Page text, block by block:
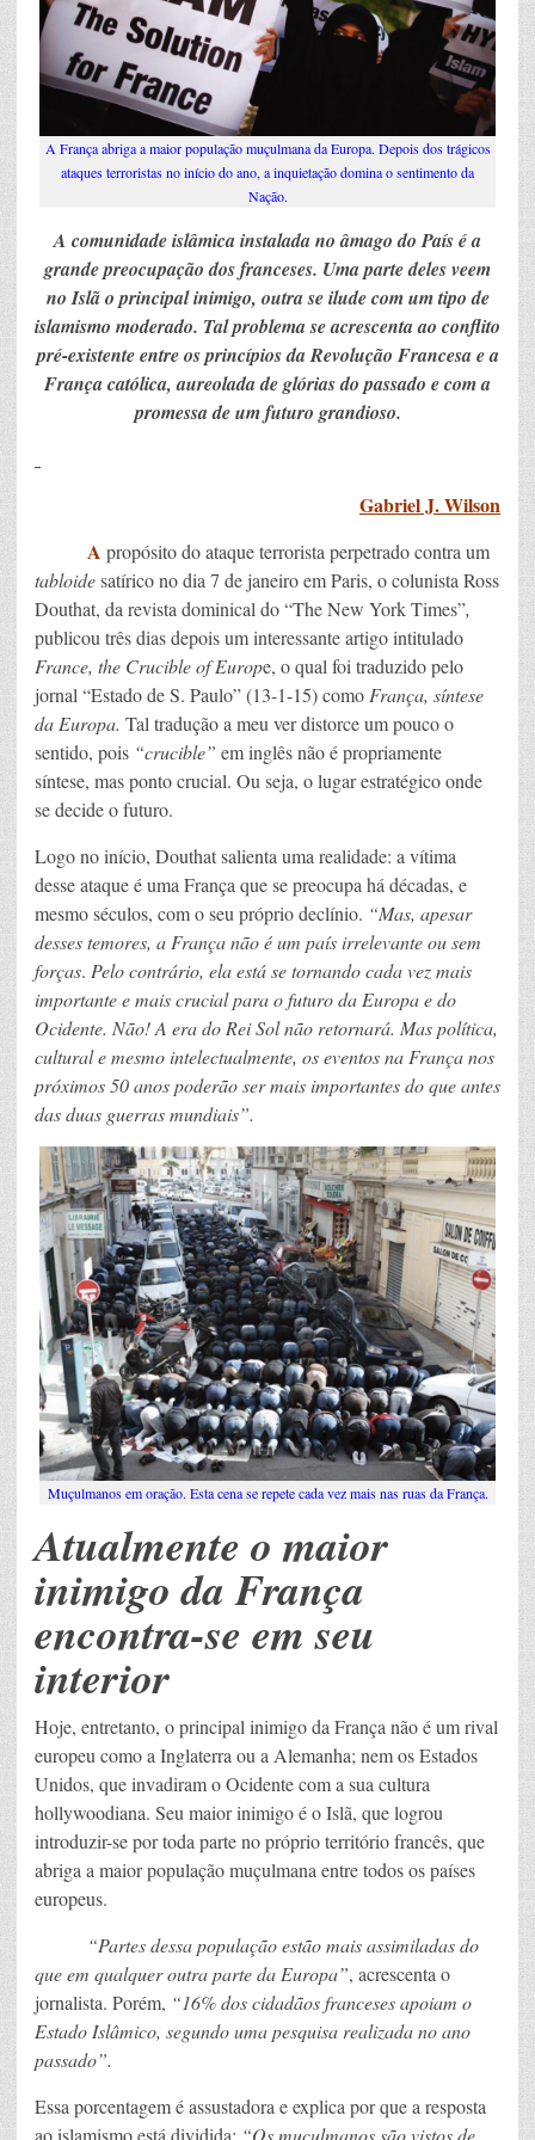
A França abriga a maior população muçulmana da Europa. Depois dos trágicos
ataques terroristas no início do ano, a inquietação domina o sentimento da
Nação.
A comunidade islâmica instalada no âmago do País é a
grande preocupação dos franceses. Uma parte deles veem
no Islã o principal inimigo, outra se ilude com um tipo de
islamismo moderado. Tal problema se acrescenta ao conflito
pré-existente entre os princípios da Revolução Francesa e a
França católica, aureolada de glórias do passado e com a
promessa de um futuro grandioso.
Gabriel J. Wilson
A propósito do ataque terrorista perpetrado contra um
tabloidesatírico no dia 7 de janeiro em Paris, o colunista Ross
Douthat, da revista dominical do “The New York Times”,
publicou três dias depois um interessante artigo intitulado
France, the Crucible of Europe, o qual foi traduzido pelo
jornal “Estado de S. Paulo” (13-1-15) como França, síntese
da Europa. Tal tradução a meu ver distorce um pouco o
sentido, pois “crucible” em inglês não é propriamente
síntese, mas ponto crucial. Ou seja, o lugar estratégico onde
se decide o futuro.
Logo no início, Douthat salienta uma realidade: a vítima
desse ataque é uma França que se preocupa há décadas, e
mesmo séculos, com o seu próprio declínio. “Mas, apesar
desses temores, a França não é um país irrelevante ou sem
forças. Pelo contrário, ela está se tornando cada vez mais
importante e mais crucial para o futuro da Europa e do
Ocidente. Não! A era do Rei Sol não retornará. Mas política,
cultural e mesmo intelectualmente, os eventos na França nos
próximos 50 anos poderão ser mais importantes do que antes
das duas guerras mundiais”.
Muçulmanos em oração. Esta cena se repete cada vez mais nas ruas da França.
Atualmente o maior
inimigo da França
encontra-se em seu
interior
Hoje, entretanto, o principal inimigo da França não é um rival
europeu como a Inglaterra ou a Alemanha; nem os Estados
Unidos, que invadiram o Ocidente com a sua cultura
hollywoodiana. Seu maior inimigo é o Islã, que logrou
introduzir-se por toda parte no próprio território francês, que
abriga a maior população muçulmana entre todos os países
europeus.
“Partes dessa população estão mais assimiladas do
que em qualquer outra parte da Europa”, acrescenta o
jornalista. Porém, “16% dos cidadãos franceses apoiam o
Estado Islâmico, segundo uma pesquisa realizada no ano
passado”.
Essa porcentagem é assustadora e explica por que a resposta
ao islamismo está dividida: “Os muçulmanos são vistos de